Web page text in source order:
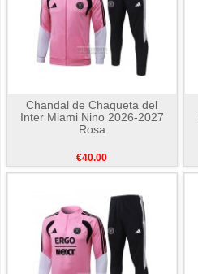
Chandal de Chaqueta del
Inter Miami Nino 2026-2027
Rosa
€40.00